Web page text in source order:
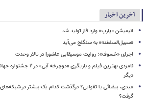
آخرین اخبار
انیمیشن «یارپ» وارد فاز تولید شد
«سبیل‌السلطنه» به سنگلج می‌آید
اجرای «خسوف»؛ روایت موسیقایی عاشورا در تالار وحدت
دیگر
عبدی، بیضائی یا تقوایی؟ درگذشت کدام یک بیشتر در
گرفت؟